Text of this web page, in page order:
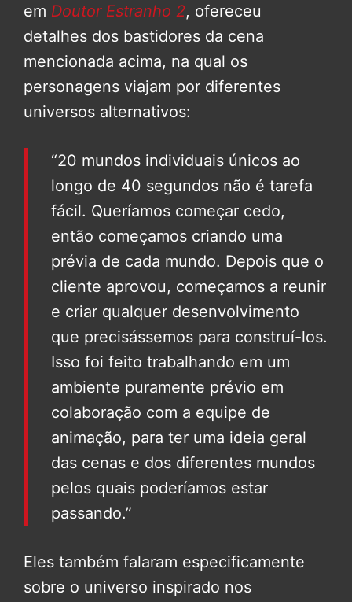
em Doutor Estranho 2, ofereceu
detalhes dos bastidores da cena
mencionada acima, na qual os
personagens viajam por diferentes
universos alternativos:
“20 mundos individuais únicos ao
longo de 40 segundos não é tarefa
fácil. Queríamos começar cedo,
então começamos criando uma
prévia de cada mundo. Depois que o
cliente aprovou, começamos a reunir
e criar qualquer desenvolvimento
que precisássemos para construí-los.
Isso foi feito trabalhando em um
ambiente puramente prévio em
colaboração com a equipe de
animação, para ter uma ideia geral
das cenas e dos diferentes mundos
pelos quais poderíamos estar
passando.”
Eles também falaram especificamente
sobre o universo inspirado nos